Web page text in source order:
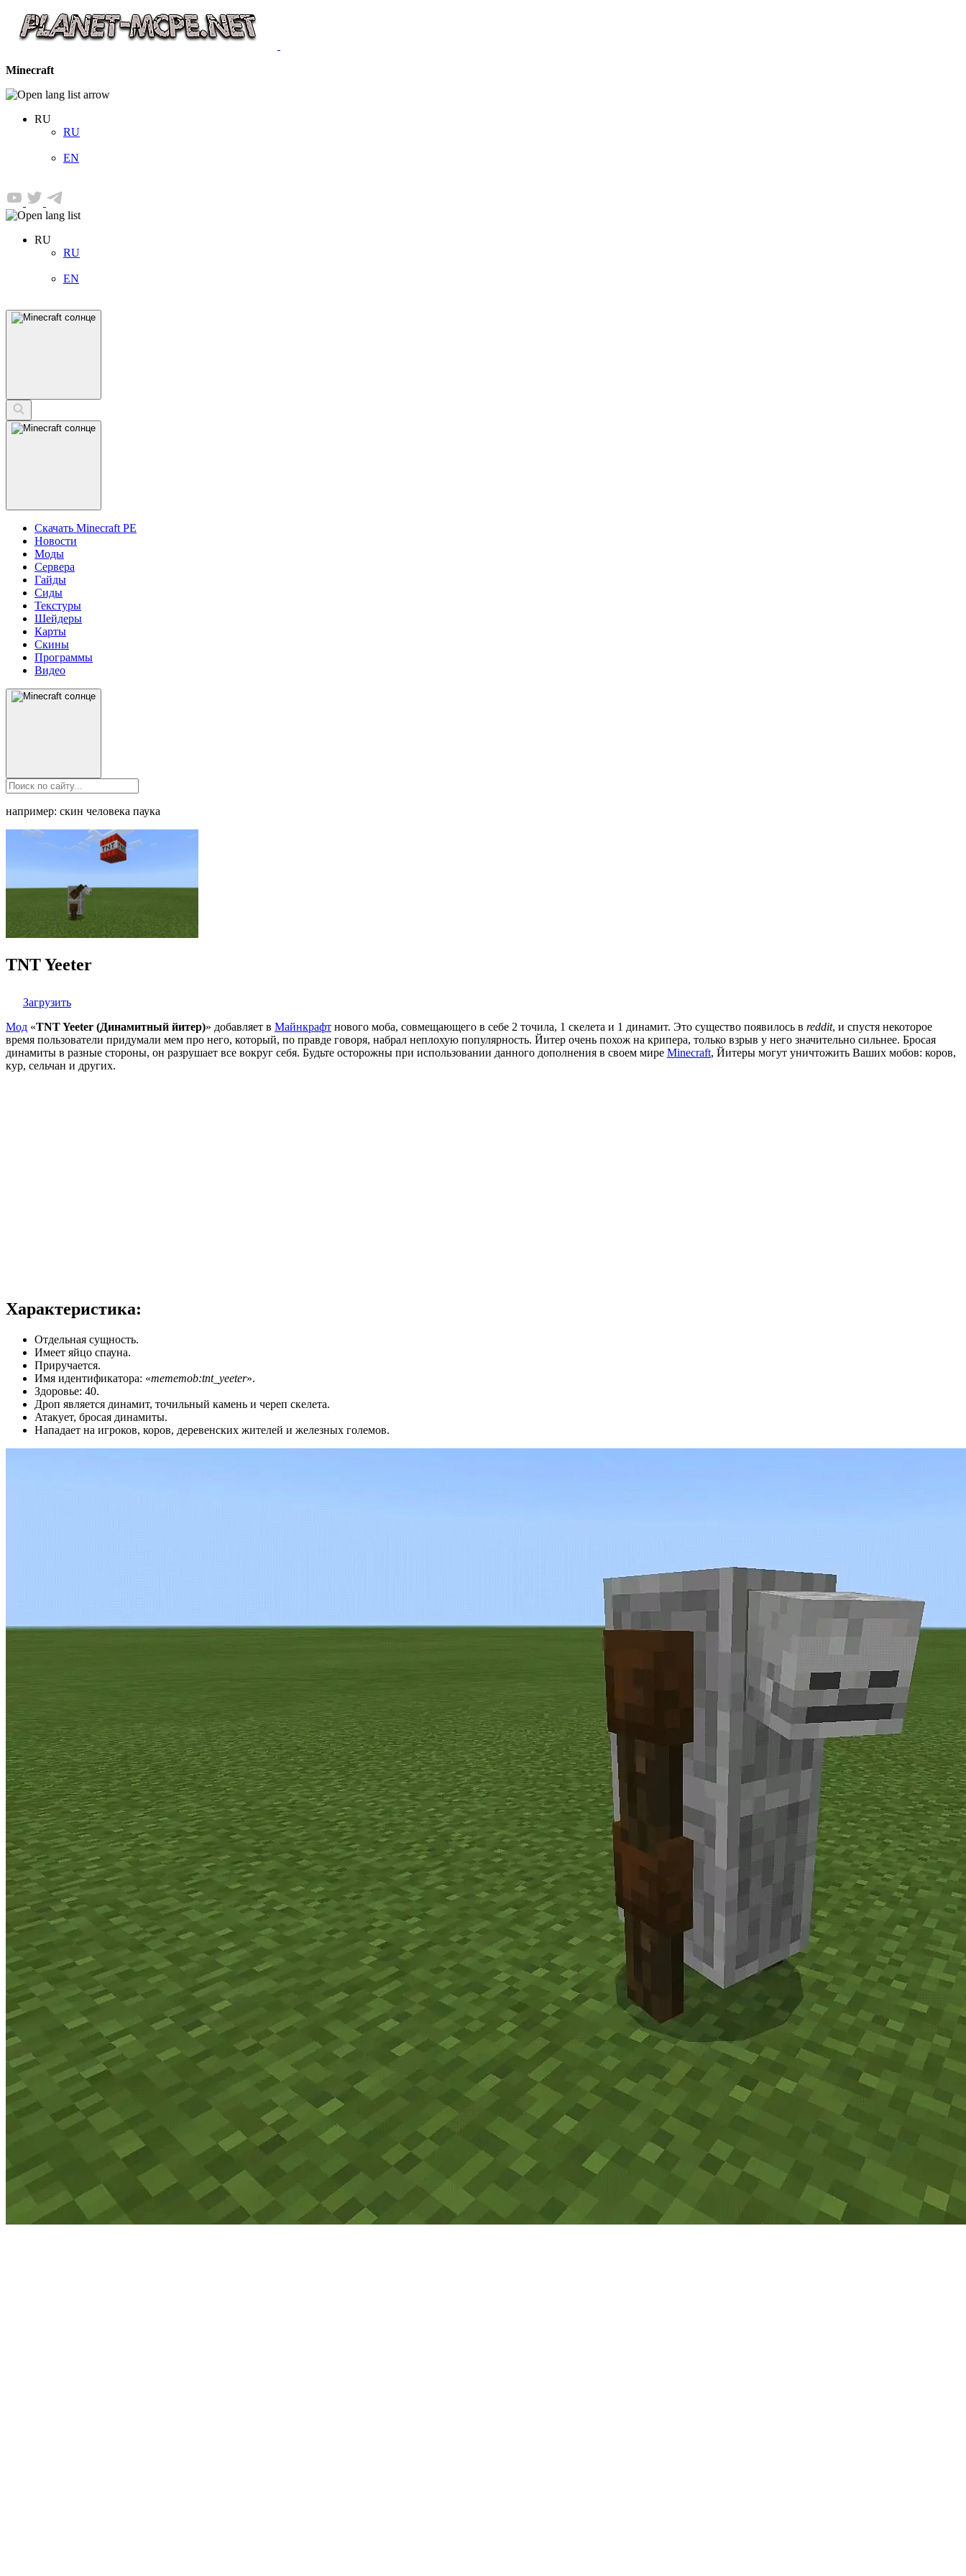
Minecraft
RU
RU
EN
RU
RU
EN
Скачать Minecraft PE
Новости
Моды
Сервера
Гайды
Сиды
Текстуры
Шейдеры
Карты
Скины
Программы
Видео
например: скин человека паука
TNT Yeeter
Загрузить
Мод «TNT Yeeter (Динамитный йитер)» добавляет в Майнкрафт нового моба, совмещающего в себе 2 точила, 1 скелета и 1 динамит. Это существо появилось в reddit, и спустя некоторое
время пользователи придумали мем про него, который, по правде говоря, набрал неплохую популярность. Йитер очень похож на крипера, только взрыв у него значительно сильнее. Бросая
динамиты в разные стороны, он разрушает все вокруг себя. Будьте осторожны при использовании данного дополнения в своем мире Minecraft, Йитеры могут уничтожить Ваших мобов: коров,
кур, сельчан и других.
Характеристика:
Отдельная сущность.
Имеет яйцо спауна.
Приручается.
Имя идентификатора: «mememob:tnt_yeeter».
Здоровье: 40.
Дроп является динамит, точильный камень и череп скелета.
Атакует, бросая динамиты.
Нападает на игроков, коров, деревенских жителей и железных големов.